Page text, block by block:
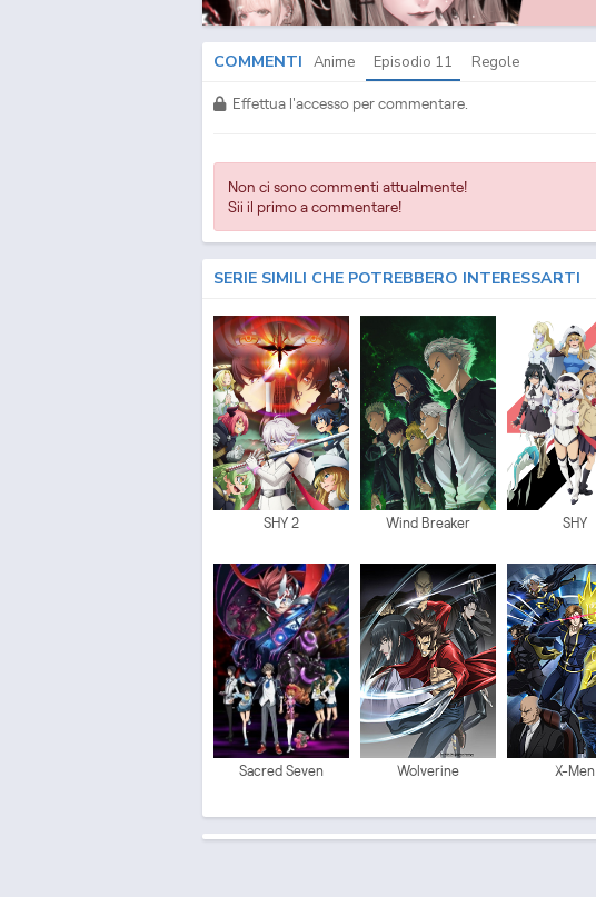
COMMENTI Anime Episodio 11 Regole
Effettua l'accesso per commentare.
Non ci sono commenti attualmente!
Sii il primo a commentare!
SERIE SIMILI CHE POTREBBERO INTERESSARTI
SHY 2 Wind Breaker SHY
Sacred Seven Wolverine X-Men